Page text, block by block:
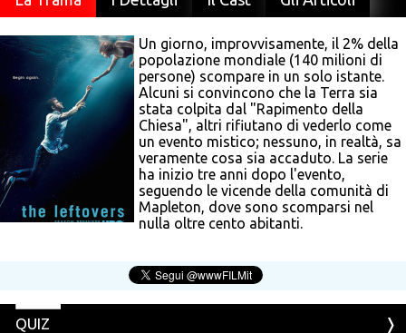
Un giorno, improvvisamente, il 2% della
popolazione mondiale (140 milioni di
persone) scompare in un solo istante.
Alcuni si convincono che la Terra sia
stata colpita dal "Rapimento della
Chiesa", altri rifiutano di vederlo come
un evento mistico; nessuno, in realtà, sa
veramente cosa sia accaduto. La serie
ha inizio tre anni dopo l'evento,
seguendo le vicende della comunità di
Mapleton, dove sono scomparsi nel
nulla oltre cento abitanti.
QUIZ